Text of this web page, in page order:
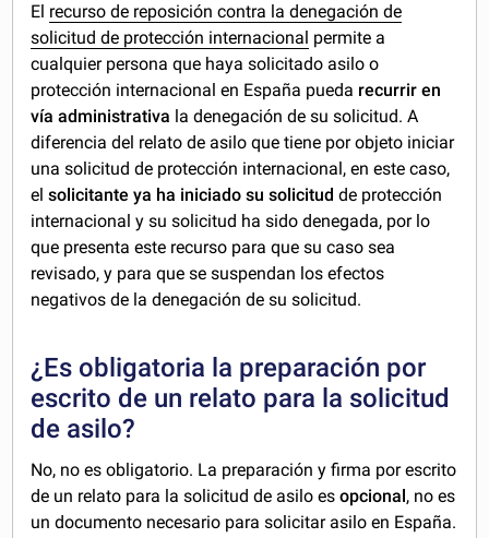
El recurso de reposición contra la denegación de
solicitud de protección internacional permite a
cualquier persona que haya solicitado asilo o
protección internacional en España pueda recurrir en
vía administrativa la denegación de su solicitud. A
diferencia del relato de asilo que tiene por objeto iniciar
una solicitud de protección internacional, en este caso,
elsolicitante ya ha iniciado su solicitud de protección
internacional y su solicitud ha sido denegada, por lo
que presenta este recurso para que su caso sea
revisado, y para que se suspendan los efectos
negativos de la denegación de su solicitud.
¿Es obligatoria la preparación por
escrito de un relato para la solicitud
de asilo?
No, no es obligatorio. La preparación y firma por escrito
de un relato para la solicitud de asilo esopcional , no es
un documento necesario para solicitar asilo en España.